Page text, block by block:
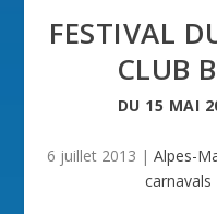
FESTIVAL
CLUB
DU 15 MAI
6 juillet 2013 | Alpes-
carnavals